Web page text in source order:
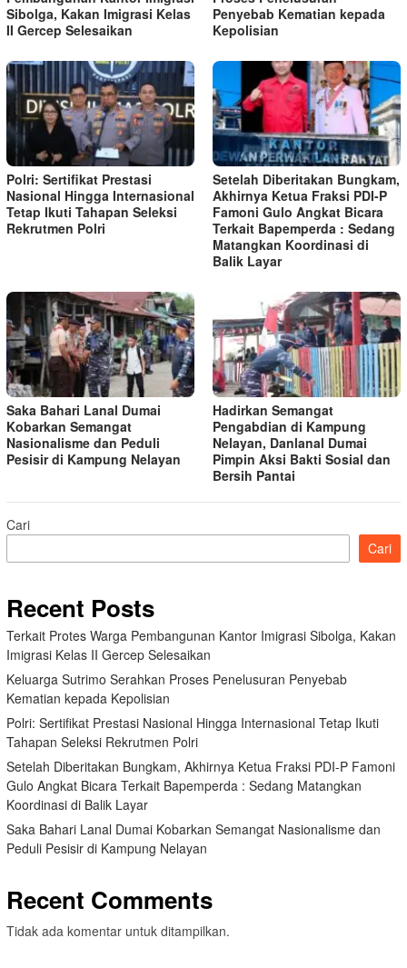
Sibolga, Kakan Imigrasi Kelas
II Gercep Selesaikan
Penyebab Kematian kepada
Kepolisian
Polri: Sertifikat Prestasi
Nasional Hingga Internasional
Tetap Ikuti Tahapan Seleksi
Rekrutmen Polri
Setelah Diberitakan Bungkam,
Akhirnya Ketua Fraksi PDI-P
Famoni Gulo Angkat Bicara
Terkait Bapemperda : Sedang
Matangkan Koordinasi di
Balik Layar
Saka Bahari Lanal Dumai
Kobarkan Semangat
Nasionalisme dan Peduli
Pesisir di Kampung Nelayan
Hadirkan Semangat
Pengabdian di Kampung
Nelayan, Danlanal Dumai
Pimpin Aksi Bakti Sosial dan
Bersih Pantai
Cari
Cari
Recent Posts
Terkait Protes Warga Pembangunan Kantor Imigrasi Sibolga, Kakan
Imigrasi Kelas II Gercep Selesaikan
Keluarga Sutrimo Serahkan Proses Penelusuran Penyebab
Kematian kepada Kepolisian
Polri: Sertifikat Prestasi Nasional Hingga Internasional Tetap Ikuti
Tahapan Seleksi Rekrutmen Polri
Setelah Diberitakan Bungkam, Akhirnya Ketua Fraksi PDI-P Famoni
Gulo Angkat Bicara Terkait Bapemperda : Sedang Matangkan
Koordinasi di Balik Layar
Saka Bahari Lanal Dumai Kobarkan Semangat Nasionalisme dan
Peduli Pesisir di Kampung Nelayan
Recent Comments
Tidak ada komentar untuk ditampilkan.